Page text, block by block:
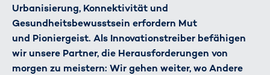
Urbanisierung, Konnektivität und
Gesundheitsbewusstsein erfordern Mut
und Pioniergeist. Als Innovationstreiber befähigen
wir unsere Partner, die Herausforderungen von
morgen zu meistern: Wir gehen weiter, wo Andere